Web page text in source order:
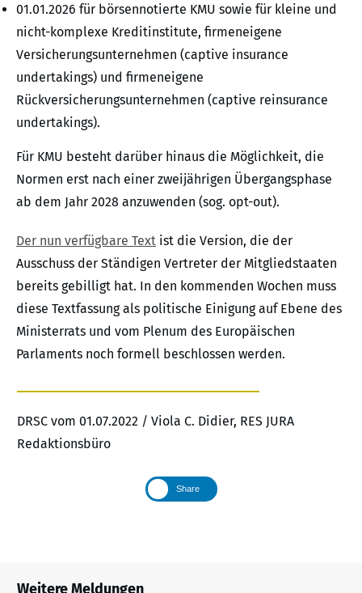
01.01.2026 für börsennotierte KMU sowie für kleine und
nicht-komplexe Kreditinstitute, firmeneigene
Versicherungsunternehmen (captive insurance
undertakings) und firmeneigene
Rückversicherungsunternehmen (captive reinsurance
undertakings).
Für KMU besteht darüber hinaus die Möglichkeit, die
Normen erst nach einer zweijährigen Übergangsphase
ab dem Jahr 2028 anzuwenden (sog. opt-out).
Der nun verfügbare Text ist die Version, die der
Ausschuss der Ständigen Vertreter der Mitgliedstaaten
bereits gebilligt hat. In den kommenden Wochen muss
diese Textfassung als politische Einigung auf Ebene des
Ministerrats und vom Plenum des Europäischen
Parlaments noch formell beschlossen werden.
DRSC vom 01.07.2022 / Viola C. Didier, RES JURA
Redaktionsbüro
Share
Weitere Meldungen